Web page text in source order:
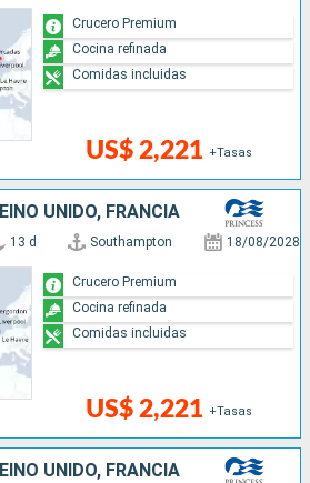
US$ 2,221 +Tasas
Crucero Premium
Cocina refinada
Comidas incluidas
UNIDO, FRANCIA
13 d Southampton 18/08/2028
US$ 2,221 +Tasas
Crucero Premium
Cocina refinada
Comidas incluidas
UNIDO, FRANCIA